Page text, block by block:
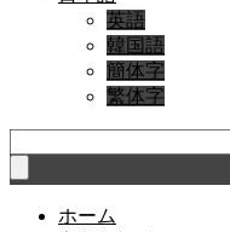
英語
韓国語
簡体字
繁体字
ホーム